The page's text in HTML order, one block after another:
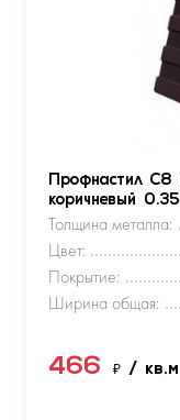
Профнастил
коричневый
Толщина металла:
Цвет:
Покрытие:
Ширина общая:
466 ₽ / кв.м